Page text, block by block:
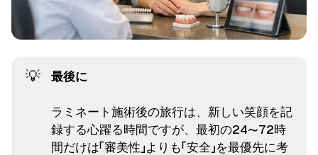
💡 最後に
ラミネート施術後の旅行は、新しい笑顔を記
録する心躍る時間ですが、最初の24〜72時
間だけは「審美性」よりも「安全」を最優先に考